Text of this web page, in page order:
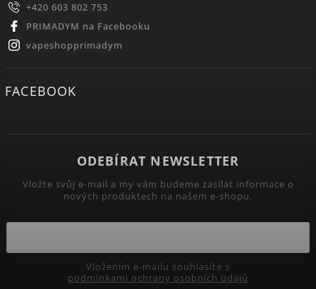
+420 603 802 753
PRIMADYM na Facebooku
vapeshopprimadym
FACEBOOK
ODEBÍRAT NEWSLETTER
Vložte svůj e-mail a my vám budeme zasílat informace o
nových produktech na našem e-shopu.
podmínkami ochrany osobních údajů